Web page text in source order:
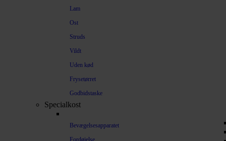
Lam
Ost
Struds
Vildt
Uden kød
Frysetørret
Godbidstaske
Specialkost
Bevægelsesapparatet
Fordøjelse